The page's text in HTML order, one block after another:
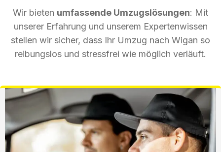
Wir bieten umfassende Umzugslösungen: Mit
unserer Erfahrung und unserem Expertenwissen
stellen wir sicher, dass Ihr Umzug nach Wigan so
reibungslos und stressfrei wie möglich verläuft.